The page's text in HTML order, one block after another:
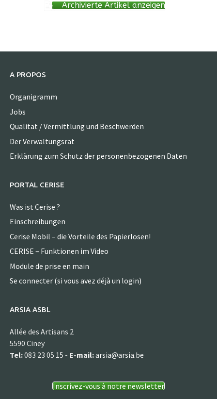
Archivierte Artikel anzeigen
A PROPOS
Organigramm
Jobs
Qualität / Vermittlung und Beschwerden
Der Verwaltungsrat
Erklärung zum Schutz der personenbezogenen Daten
PORTAL CERISE
Was ist Cerise ?
Einschreibungen
Cerise Mobil – die Vorteile des Papierlosen!
CERISE – Funktionen im Video
Module de prise en main
Se connecter (si vous avez déjà un login)
ARSIA ASBL
Allée des Artisans 2
5590 Ciney
Tel:083 23 05 15 - E-mail:arsia@arsia.be
Inscrivez-vous à notre newsletter